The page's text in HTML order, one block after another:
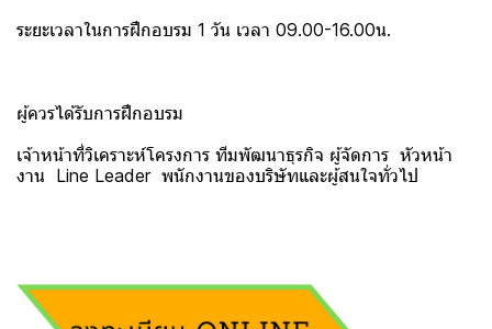
ระยะเวลาในการฝึกอบรม 1 วัน เวลา 09.00-16.00น.
ผู้ควรได้รับการฝึกอบรม
เจ้าหน้าที่วิเคราะห์โครงการ ทีมพัฒนาธุรกิจ ผู้จัดการ หัวหน้า
งาน Line Leader พนักงานของบริษัทและผู้สนใจทั่วไป